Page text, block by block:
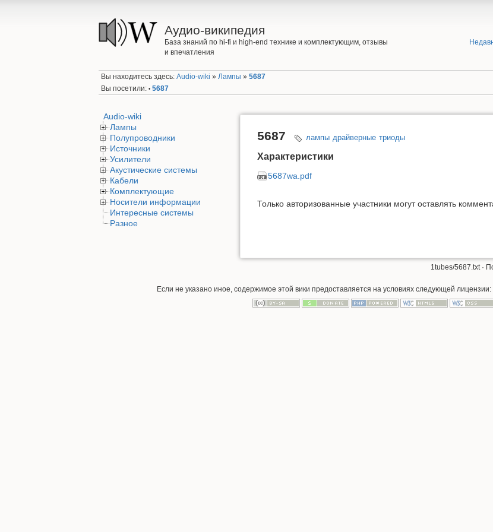
Аудио-википедия
База знаний по hi-fi и high-end технике и комплектующим, отзывы
и впечатления
Вы находитесь здесь:Audio-wiki »Лампы »5687
Вы посетили: • 5687
Audio-wiki
Лампы
Полупроводники
Источники
Усилители
Акустические системы
Кабели
Комплектующие
Носители информации
Интересные системы
Разное
5687 лампы драйверные триоды
Характеристики
5687wa.pdf
Только авторизованные участники могут оставлять
1tubes/5687.txt·
Если не указано иное, содержимое этой вики предоставляется на условиях следующей лицензии: